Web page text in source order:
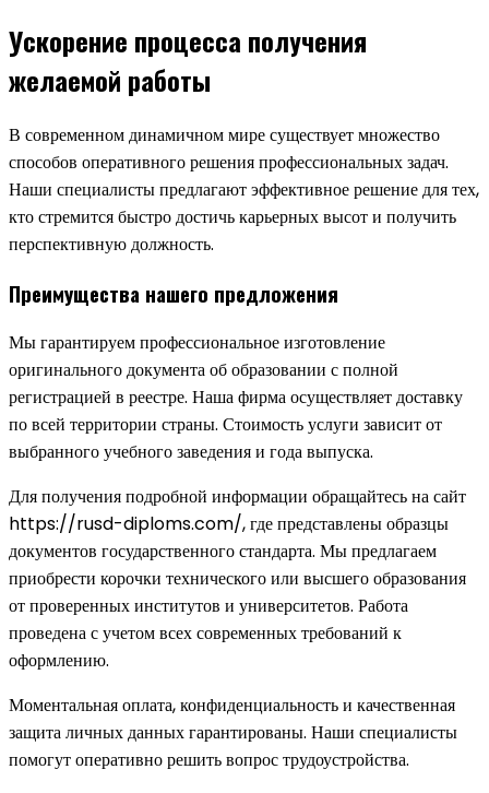
Ускорение процесса получения
желаемой работы
В современном динамичном мире существует множество
способов оперативного решения профессиональных задач.
Наши специалисты предлагают эффективное решение для тех,
кто стремится быстро достичь карьерных высот и получить
перспективную должность.
Преимущества нашего предложения
Мы гарантируем профессиональное изготовление
оригинального документа об образовании с полной
регистрацией в реестре. Наша фирма осуществляет доставку
по всей территории страны. Стоимость услуги зависит от
выбранного учебного заведения и года выпуска.
Для получения подробной информации обращайтесь на сайт
https://rusd-diploms.com/, где представлены образцы
документов государственного стандарта. Мы предлагаем
приобрести корочки технического или высшего образования
от проверенных институтов и университетов. Работа
проведена с учетом всех современных требований к
оформлению.
Моментальная оплата, конфиденциальность и качественная
защита личных данных гарантированы. Наши специалисты
помогут оперативно решить вопрос трудоустройства.